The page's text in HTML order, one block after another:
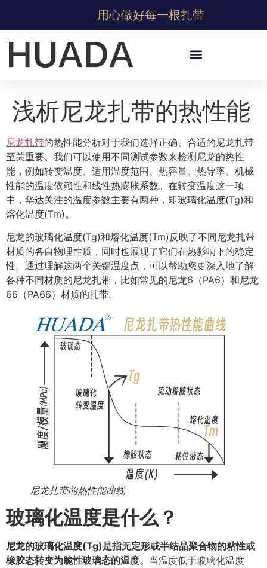
用心做好每一根扎带
浅析尼龙扎带的热性能
尼龙扎带的热性能分析对于我们选择正确、合适的尼龙扎带
至关重要。我们可以使用不同测试参数来检测尼龙的热性
能，例如转变温度、适用温度范围、热容量、热导率、机械
性能的温度依赖性和线性热膨胀系数。在转变温度这一项
中，华达关注的温度参数主要有两种，即玻璃化温度(Tg)和
熔化温度(Tm)。
尼龙的玻璃化温度(Tg)和熔化温度(Tm)反映了不同尼龙扎带
材质的各自物理性质，同时也展现了它们在热影响下的稳定
性。通过理解这两个关键温度点，可以帮助您更深入地了解
各种不同材质的尼龙扎带，比如常见的尼龙6（PA6）和尼龙
66（PA66）材质的扎带。
尼龙扎带的热性能曲线
玻璃化温度是什么？
尼龙的玻璃化温度(Tg)是指无定形或半结晶聚合物的粘性或
橡胶态转变为脆性玻璃态的温度。 当温度低于玻璃化温度